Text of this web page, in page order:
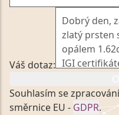
Váš dotaz:
Souhlasím se
směrnice EU - GDPR.